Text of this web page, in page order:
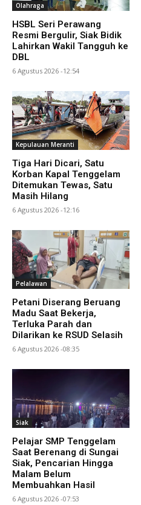
Olahraga
HSBL Seri Perawang
Resmi Bergulir, Siak Bidik
Lahirkan Wakil Tangguh ke
DBL
6 Agustus 2026 -12:54
Kepulauan Meranti
Tiga Hari Dicari, Satu
Korban Kapal Tenggelam
Ditemukan Tewas, Satu
Masih Hilang
6 Agustus 2026 -12:16
Pelalawan
Petani Diserang Beruang
Madu Saat Bekerja,
Terluka Parah dan
Dilarikan ke RSUD Selasih
6 Agustus 2026 -08:35
Siak
Pelajar SMP Tenggelam
Saat Berenang di Sungai
Siak, Pencarian Hingga
Malam Belum
Membuahkan Hasil
6 Agustus 2026 -07:53